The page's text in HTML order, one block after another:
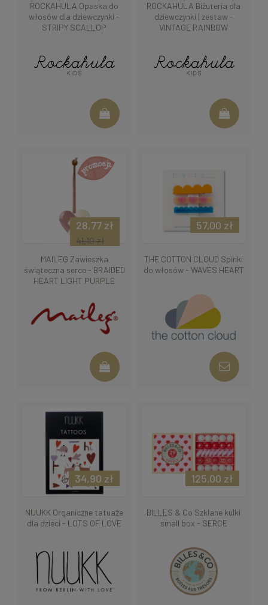
ROCKAHULA Opaska do
włosów dla dziewczynki -
STRIPY SCALLOP
ROCKAHULA Biżuteria dla
dziewczynki | zestaw -
VINTAGE RAINBOW
MAILEG Zawieszka
świąteczna serce - BRAIDED
HEART LIGHT PURPLE
28,77 zł
41,10 zł
THE COTTON CLOUD Spinki
do włosów - WAVES HEART
57,00 zł
NUUKK Organiczne tatuaże
dla dzieci - LOTS OF LOVE
34,90 zł
BILLES & Co Szklane kulki
small box - SERCE
125,00 zł